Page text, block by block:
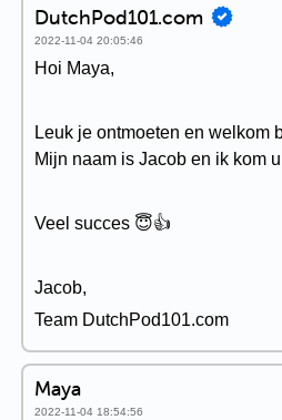
DutchPod101.com
2022-11-04 20:05:46
Hoi Maya,
Leuk je ontmoeten en welkom
Mijn naam is Jacob en ik kom
Veel succes 😇👍
Jacob,
Team DutchPod101.com
Maya
2022-11-04 18:54:56